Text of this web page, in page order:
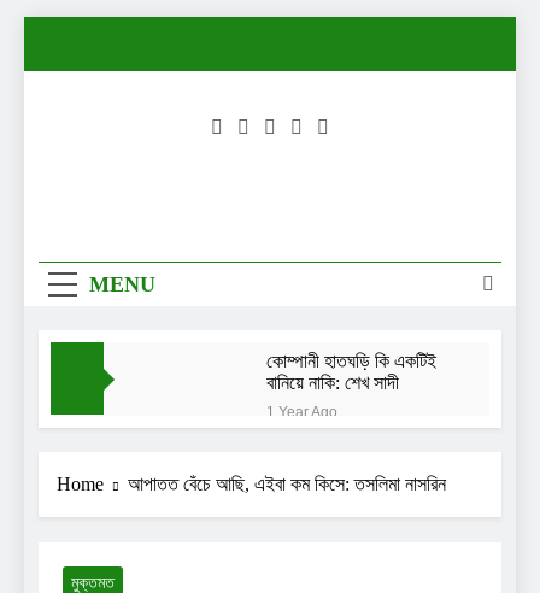
MENU
কোম্পানী হাতঘড়ি কি একটিই
বানিয়ে নাকি: শেখ সাদী
1 Year Ago
1 Year Ago
তখন আমি এত পরিপক্ব ছিলাম
Home আপাতত বেঁচে আছি, এইবা কম কিসে: তসলিমা নাসরিন
মুক্তমত